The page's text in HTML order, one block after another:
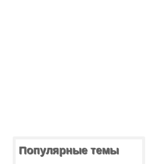
Популярные темы